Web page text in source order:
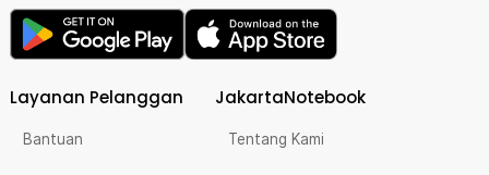
Layanan Pelanggan
Bantuan
JakartaNotebook
Tentang Kami